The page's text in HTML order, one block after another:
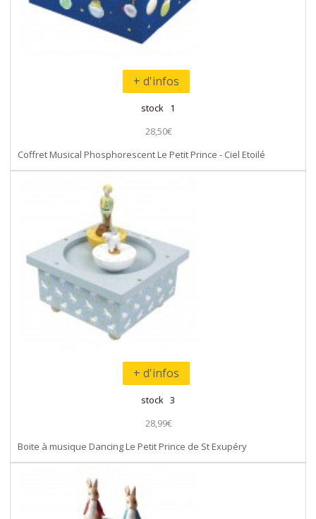
+ d'infos
stock 1
28,50€
Coffret Musical Phosphorescent Le Petit Prince - Ciel Etoilé
+ d'infos
stock 3
28,99€
Boite à musique Dancing Le Petit Prince de St Exupéry